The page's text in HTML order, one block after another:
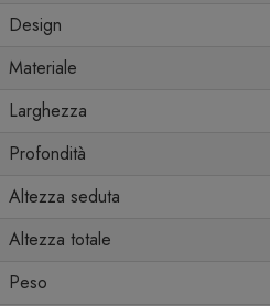
Design
Materiale
Larghezza
Profondità
Altezza seduta
Altezza totale
Peso